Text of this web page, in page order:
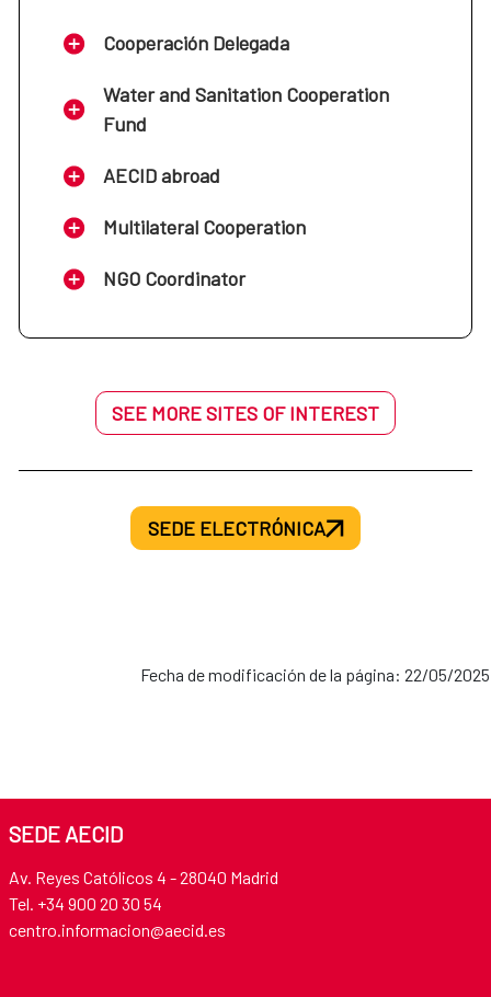
Cooperación Delegada
Water and Sanitation Cooperation
Fund
AECID abroad
Multilateral Cooperation
NGO Coordinator
SEE MORE SITES OF INTEREST
SEDE ELECTRÓNICA
Fecha de modificación de la página: 22/05/2025
SEDE AECID
Av. Reyes Católicos 4 - 28040 Madrid
Tel. +34 900 20 30 54​​​​​​​
centro.informacion@aecid.es